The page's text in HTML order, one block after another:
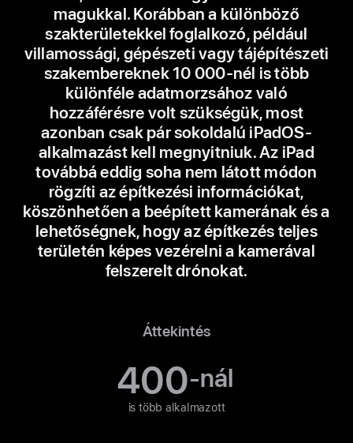
magukkal. Korábban a különböző
szakterületekkel foglalkozó, például
villamossági, gépészeti vagy tájépítészeti
szakembereknek 10 000-nél is több
különféle adatmorzsához való
hozzáférésre volt szükségük, most
azonban csak pár sokoldalú iPadOS-
alkalmazást kell megnyitniuk. Az iPad
továbbá eddig soha nem látott módon
rögzíti az építkezési információkat,
köszönhetően a beépített kamerának és a
lehetőségnek, hogy az építkezés teljes
területén képes vezérelni a kamerával
felszerelt drónokat.
Áttekintés
400-nál
is több alkalmazott